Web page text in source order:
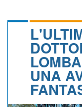
CALENDARIO
ALBI D'ORO
UNA